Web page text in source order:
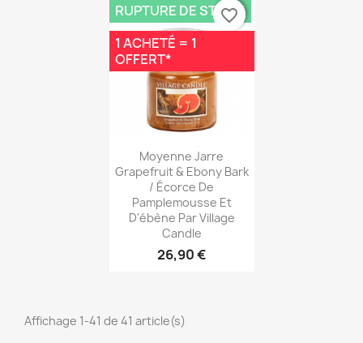
Aperçu rapide
Moyenne Jarre
Grapefruit & Ebony Bark
/ Écorce De
Pamplemousse Et
D'ébène Par Village
Candle
26,90 €
RUPTURE DE STOCK
1 ACHETÉ = 1
OFFERT*
favorite_border
favorite_border
Affichage 1-41 de 41 article(s)